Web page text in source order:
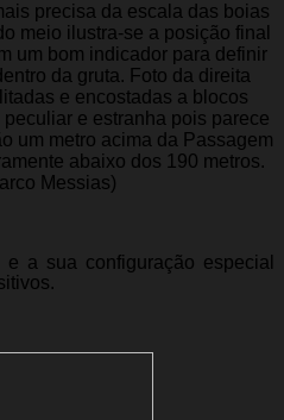
precisa da escala das boias
meio ilustra-se a posição final
um bom indicador para definir
da gruta. Foto da direita
e encostadas a blocos
e estranha pois parece
um metro acima da Passagem
abaixo dos 190 metros.
Messias)
a sua configuração especial